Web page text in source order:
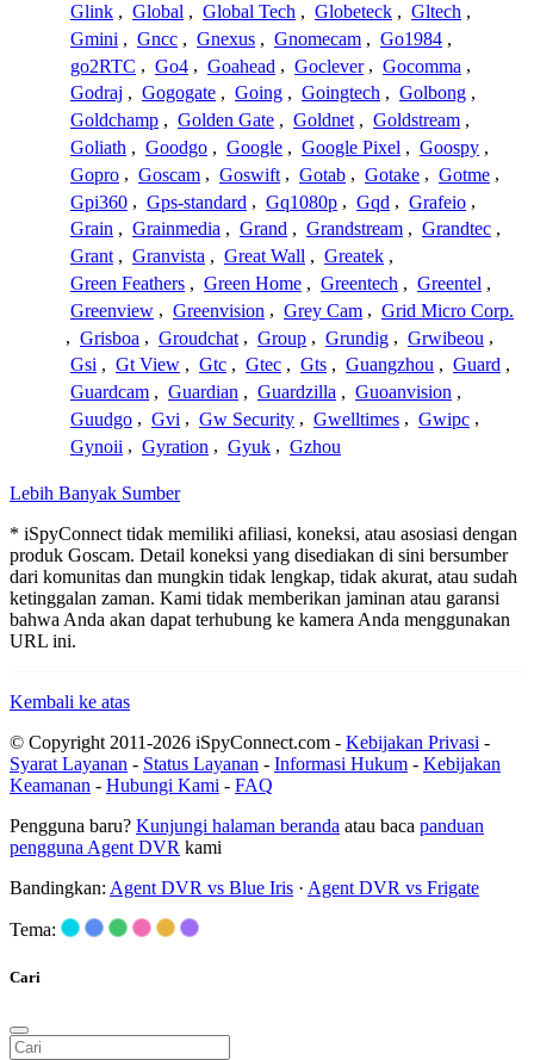
Glink , Global , Global Tech , Globeteck , Gltech ,
Gmini , Gncc , Gnexus , Gnomecam , Go1984 ,
go2RTC , Go4 , Goahead , Goclever , Gocomma ,
Godraj , Gogogate , Going , Goingtech , Golbong ,
Goldchamp , Golden Gate , Goldnet , Goldstream ,
Goliath , Goodgo , Google , Google Pixel , Goospy ,
Gopro , Goscam , Goswift , Gotab , Gotake , Gotme ,
Gpi360 , Gps-standard , Gq1080p , Gqd , Grafeio ,
Grain , Grainmedia , Grand , Grandstream , Grandtec ,
Grant , Granvista , Great Wall , Greatek ,
Green Feathers , Green Home , Greentech , Greentel ,
Greenview , Greenvision , Grey Cam , Grid Micro Corp.
, Grisboa , Groudchat , Group , Grundig , Grwibeou ,
Gsi , Gt View , Gtc , Gtec , Gts , Guangzhou , Guard ,
Guardcam , Guardian , Guardzilla , Guoanvision ,
Guudgo , Gvi , Gw Security , Gwelltimes , Gwipc ,
Gynoii , Gyration , Gyuk , Gzhou
Lebih Banyak Sumber
* iSpyConnect tidak memiliki afiliasi, koneksi, atau asosiasi dengan
produk Goscam. Detail koneksi yang disediakan di sini bersumber
dari komunitas dan mungkin tidak lengkap, tidak akurat, atau sudah
ketinggalan zaman. Kami tidak memberikan jaminan atau garansi
bahwa Anda akan dapat terhubung ke kamera Anda menggunakan
URL ini.
Kembali ke atas
© Copyright 2011-2026 iSpyConnect.com - Kebijakan Privasi -
Syarat Layanan - Status Layanan - Informasi Hukum - Kebijakan
Keamanan - Hubungi Kami - FAQ
Pengguna baru? Kunjungi halaman beranda atau baca panduan
pengguna Agent DVR kami
Bandingkan: Agent DVR vs Blue Iris · Agent DVR vs Frigate
Tema:
Cari